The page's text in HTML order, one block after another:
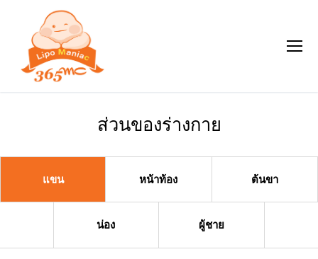
ส่วนของร่างกาย
แขน หน้าท้อง ต้นขา
น่อง ผู้ชาย